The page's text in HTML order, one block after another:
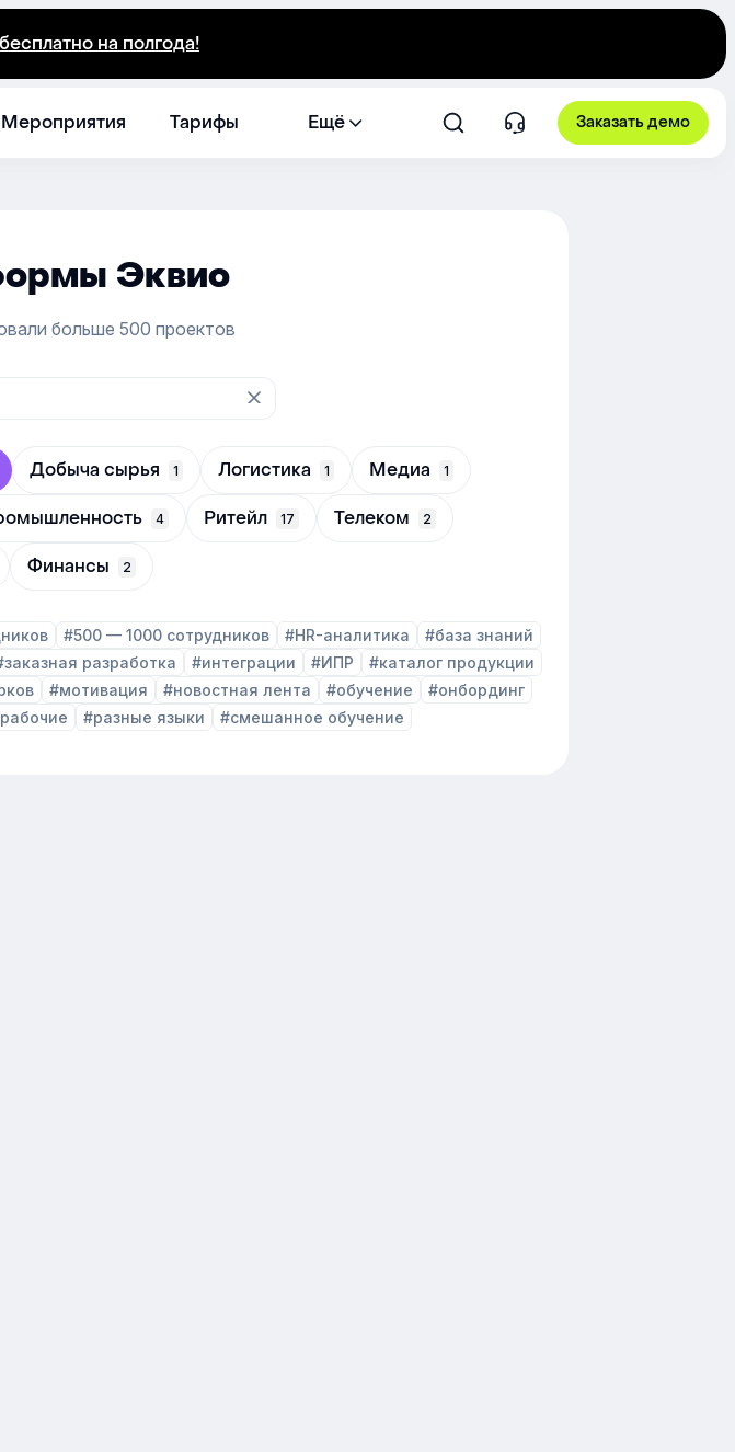
на полгода!
Мероприятия Тарифы Ещё Заказать демо
Эквио
больше 500 проектов
Добыча сырья 1 Логистика 1 Медиа 1
4 Ритейл 17 Телеком 2
Финансы 2
#500 — 1000 сотрудников #HR-аналитика
#база знаний
разработка #интеграции #ИПР
#каталог продукции
#мотивация #новостная лента #обучение
#онбординг
#разные языки #смешанное обучение